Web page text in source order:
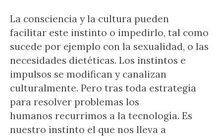
La consciencia y la cultura pueden
facilitar este instinto o impedirlo, tal como
sucede por ejemplo con la sexualidad, o las
necesidades dietéticas. Los instintos e
impulsos se modifican y canalizan
culturalmente. Pero tras toda estrategia
para resolver problemas los
humanos recurrimos a la tecnología. Es
nuestro instinto el que nos lleva a